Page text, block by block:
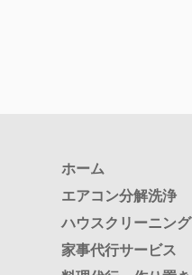
ホーム
エアコン分解洗浄
ハウスクリーニング
家事代行サービス